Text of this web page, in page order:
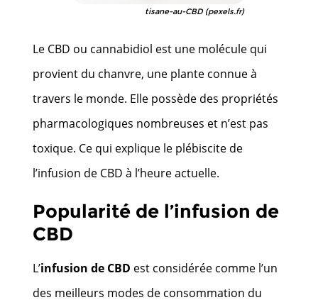
tisane-au-CBD (pexels.fr)
Le CBD ou cannabidiol est une molécule qui
provient du chanvre, une plante connue à
travers le monde. Elle possède des propriétés
pharmacologiques nombreuses et n’est pas
toxique. Ce qui explique le plébiscite de
l’infusion de CBD à l’heure actuelle.
Popularité de l’infusion de
CBD
L’infusion de CBD est considérée comme l’un
des meilleurs modes de consommation du